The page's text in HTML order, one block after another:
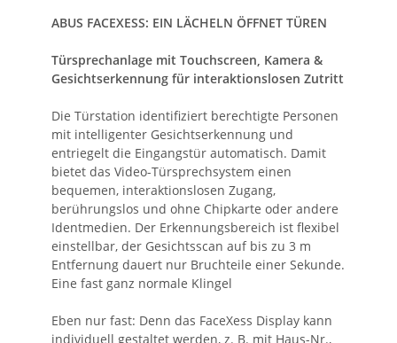
ABUS FACEXESS: EIN LÄCHELN ÖFFNET TÜREN
Türsprechanlage mit Touchscreen, Kamera &
Gesichtserkennung für interaktionslosen Zutritt
Die Türstation identifiziert berechtigte Personen
mit intelligenter Gesichtserkennung und
entriegelt die Eingangstür automatisch. Damit
bietet das Video-Türsprechsystem einen
bequemen, interaktionslosen Zugang,
berührungslos und ohne Chipkarte oder andere
Identmedien. Der Erkennungsbereich ist flexibel
einstellbar, der Gesichtsscan auf bis zu 3 m
Entfernung dauert nur Bruchteile einer Sekunde.
Eine fast ganz normale Klingel
Eben nur fast: Denn das FaceXess Display kann
individuell gestaltet werden, z. B. mit Haus-Nr.,